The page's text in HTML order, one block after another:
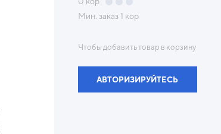
Мин. заказ 1 кор
Чтобы добавить товар в корзину
АВТОРИЗИРУЙТЕСЬ